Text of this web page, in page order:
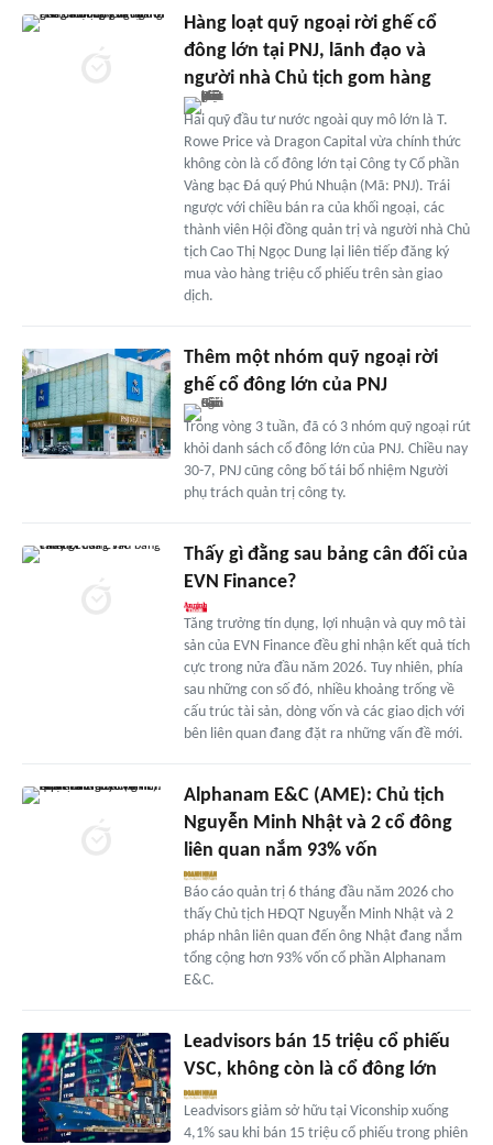
Hàng loạt quỹ ngoại rời ghế cổ
đông lớn tại PNJ, lãnh đạo và
người nhà Chủ tịch gom hàng
Hai quỹ đầu tư nước ngoài quy mô lớn là T.
Rowe Price và Dragon Capital vừa chính thức
không còn là cổ đông lớn tại Công ty Cổ phần
Vàng bạc Đá quý Phú Nhuận (Mã: PNJ). Trái
ngược với chiều bán ra của khối ngoại, các
thành viên Hội đồng quản trị và người nhà Chủ
tịch Cao Thị Ngọc Dung lại liên tiếp đăng ký
mua vào hàng triệu cổ phiếu trên sàn giao
dịch.
Thêm một nhóm quỹ ngoại rời
ghế cổ đông lớn của PNJ
Trong vòng 3 tuần, đã có 3 nhóm quỹ ngoại rút
khỏi danh sách cổ đông lớn của PNJ. Chiều nay
30-7, PNJ cũng công bố tái bổ nhiệm Người
phụ trách quản trị công ty.
Thấy gì đằng sau bảng cân đối của
EVN Finance?
Tăng trưởng tín dụng, lợi nhuận và quy mô tài
sản của EVN Finance đều ghi nhận kết quả tích
cực trong nửa đầu năm 2026. Tuy nhiên, phía
sau những con số đó, nhiều khoảng trống về
cấu trúc tài sản, dòng vốn và các giao dịch với
bên liên quan đang đặt ra những vấn đề mới.
Alphanam E&C (AME): Chủ tịch
Nguyễn Minh Nhật và 2 cổ đông
liên quan nắm 93% vốn
Báo cáo quản trị 6 tháng đầu năm 2026 cho
thấy Chủ tịch HĐQT Nguyễn Minh Nhật và 2
pháp nhân liên quan đến ông Nhật đang nắm
tổng cộng hơn 93% vốn cổ phần Alphanam
E&C.
Leadvisors bán 15 triệu cổ phiếu
VSC, không còn là cổ đông lớn
Leadvisors giảm sở hữu tại Viconship xuống
4,1% sau khi bán 15 triệu cổ phiếu trong phiên